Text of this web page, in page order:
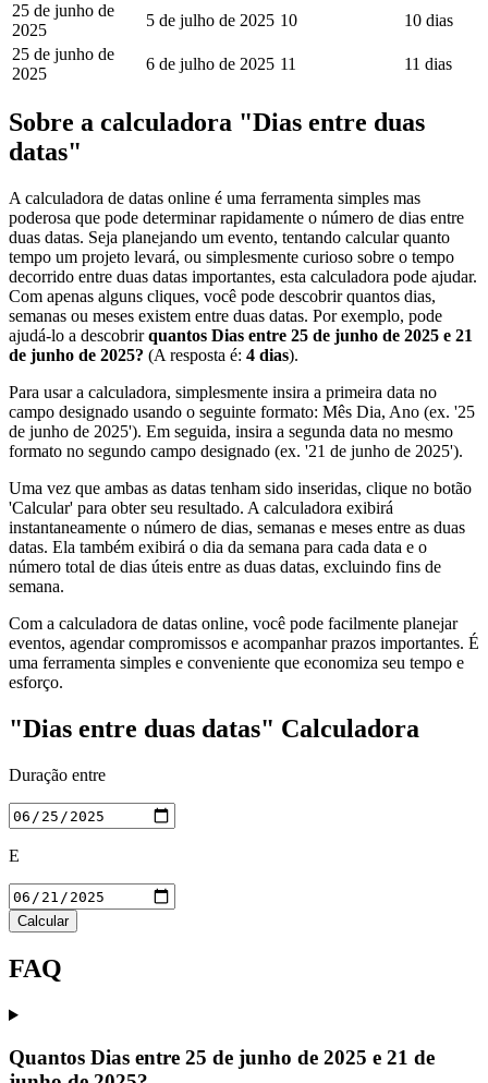
25 de junho de
2025
5 de julho de 2025 10
10 dias
25 de junho de
2025
6 de julho de 2025 11 11 dias
Sobre a calculadora "Dias entre duas
datas"
A calculadora de datas online é uma ferramenta simples mas
poderosa que pode determinar rapidamente o número de dias entre
duas datas. Seja planejando um evento, tentando calcular quanto
tempo um projeto levará, ou simplesmente curioso sobre o tempo
decorrido entre duas datas importantes, esta calculadora pode ajudar.
Com apenas alguns cliques, você pode descobrir quantos dias,
semanas ou meses existem entre duas datas. Por exemplo, pode
ajudá-lo a descobrirquantos Dias entre 25 de junho de 2025 e 21
de junho de 2025? (A resposta é: 4 dias).
Para usar a calculadora, simplesmente insira a primeira data no
campo designado usando o seguinte formato: Mês Dia, Ano (ex. '25
de junho de 2025'). Em seguida, insira a segunda data no mesmo
formato no segundo campo designado (ex. '21 de junho de 2025').
Uma vez que ambas as datas tenham sido inseridas, clique no botão
'Calcular' para obter seu resultado. A calculadora exibirá
instantaneamente o número de dias, semanas e meses entre as duas
datas. Ela também exibirá o dia da semana para cada data e o
número total de dias úteis entre as duas datas, excluindo fins de
semana.
Com a calculadora de datas online, você pode facilmente planejar
eventos, agendar compromissos e acompanhar prazos importantes. É
uma ferramenta simples e conveniente que economiza seu tempo e
esforço.
"Dias entre duas datas" Calculadora
Duração entre
E
Calcular
FAQ
Quantos Dias entre 25 de junho de 2025 e 21 de